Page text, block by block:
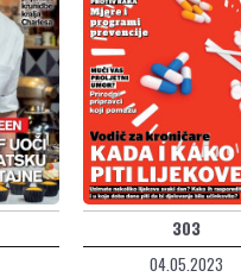
303
04.05.2023